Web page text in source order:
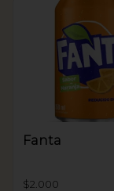
Fanta
$2.000